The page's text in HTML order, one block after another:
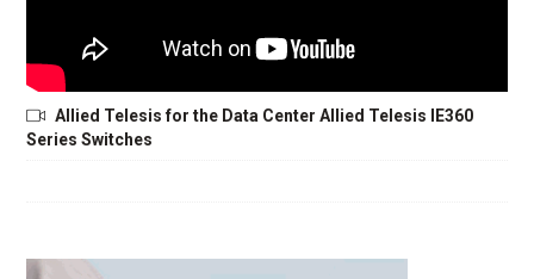
Allied Telesis for the Data Center Allied Telesis IE360
Series Switches